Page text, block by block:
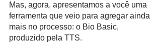
Mas, agora, apresentamos a você uma
ferramenta que veio para agregar ainda
mais no processo: o Bio Basic,
produzido pela TTS.